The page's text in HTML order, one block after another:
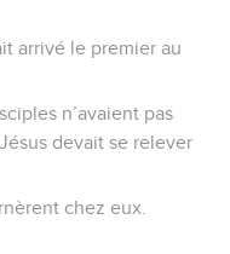
arrivé le premier au
n’avaient pas
devait se relever
chez eux.